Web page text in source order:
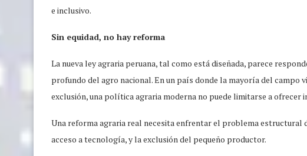
e inclusivo.
Sin equidad, no hay reforma
La nueva ley agraria peruana, tal como está diseñada, parece
profundo del agro nacional. En un país donde la mayoría del campo
exclusión, una política agraria moderna no puede limitarse a ofrecer
Una reforma agraria real necesita enfrentar el problema estructural
acceso a tecnología, y la exclusión del pequeño productor.